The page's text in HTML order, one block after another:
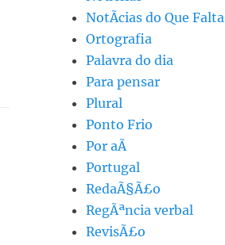
NotÃ­cias do Que Falta
Ortografia
Palavra do dia
Para pensar
Plural
Ponto Frio
Por aÃ­
Portugal
RedaÃ§Ã£o
RegÃªncia verbal
RevisÃ£o